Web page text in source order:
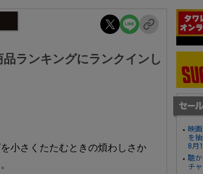
ランキングにランクインし
小さくたたむときの煩わしさか
映
を
8月
聴
チ